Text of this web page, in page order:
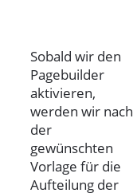
Sobald wir den
Pagebuilder
aktivieren,
werden wir nach
der
gewünschten
Vorlage für die
Aufteilung der